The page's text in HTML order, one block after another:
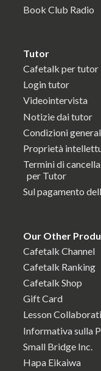
Book Club Radio
Tutor
Cafetalk per tutor
Login tutor
Videointervista
Notizie dai tutor
Condizioni
Proprietà
Termini di
per Tutor
Sul pagamento
Our Other
Cafetalk Channel
Cafetalk Ranking
Cafetalk Shop
Gift Card
Lesson
Informativa sulla
Small Bridge Inc.
Hapa Eikaiwa